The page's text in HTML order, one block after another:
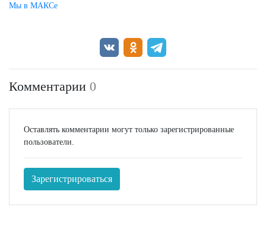
Мы в МАКСе
Комментарии 0
Оставлять комментарии могут только зарегистрированные
пользователи.
Зарегистрироваться